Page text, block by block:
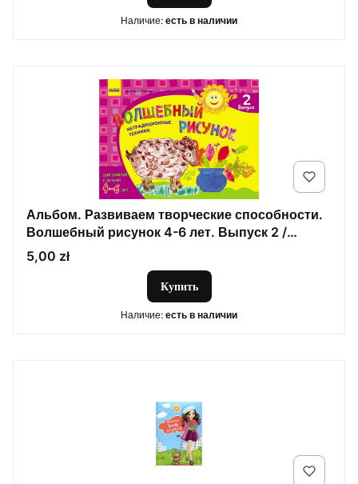
Наличие: есть в наличии
Альбом. Развиваем творческие способности.
Волшебный рисунок 4-6 лет. Выпуск 2 /
ДИТИНА
Цена
5,00 zł
Купить
Наличие: есть в наличии